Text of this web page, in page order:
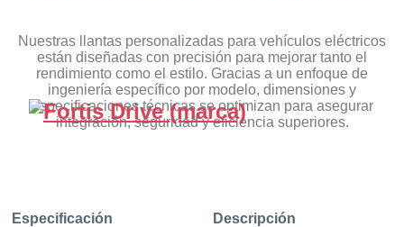
Nuestras llantas personalizadas para vehículos eléctricos
están diseñadas con precisión para mejorar tanto el
rendimiento como el estilo. Gracias a un enfoque de
ingeniería específico por modelo, dimensiones y
especificaciones técnicas se optimizan para asegurar
integración, seguridad y eficiencia superiores.
Especificación Descripción